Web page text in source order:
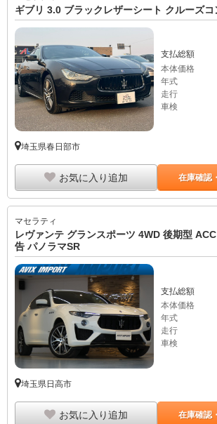
ギブリ 3.0 ブラックレザーシート クルーズコ
支払総額
本体価格
年式
走行
車検
埼玉県春日部市
お気に入り追加 在庫確認
マセラティ
レヴァンテ グランスポーツ 4WD 後期型
告 パノラマSR
支払総額
本体価格
年式
走行
車検
埼玉県日高市
お気に入り追加 在庫確認